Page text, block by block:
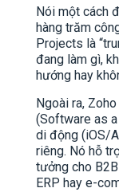
Nói một cách
hàng trăm
Projects là
đang làm gì,
hướng hay
Ngoài ra,
(Software as
di động (iOS/
riêng. Nó hỗ
tưởng cho
ERP hay e-